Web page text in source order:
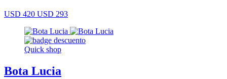
USD 420 USD 293
Quick shop
Bota Lucia